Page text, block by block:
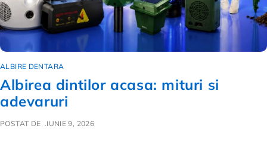
ALBIRE DENTARA
Albirea dintilor acasa: mituri si
adevaruri
POSTAT DE IUNIE 9, 2026